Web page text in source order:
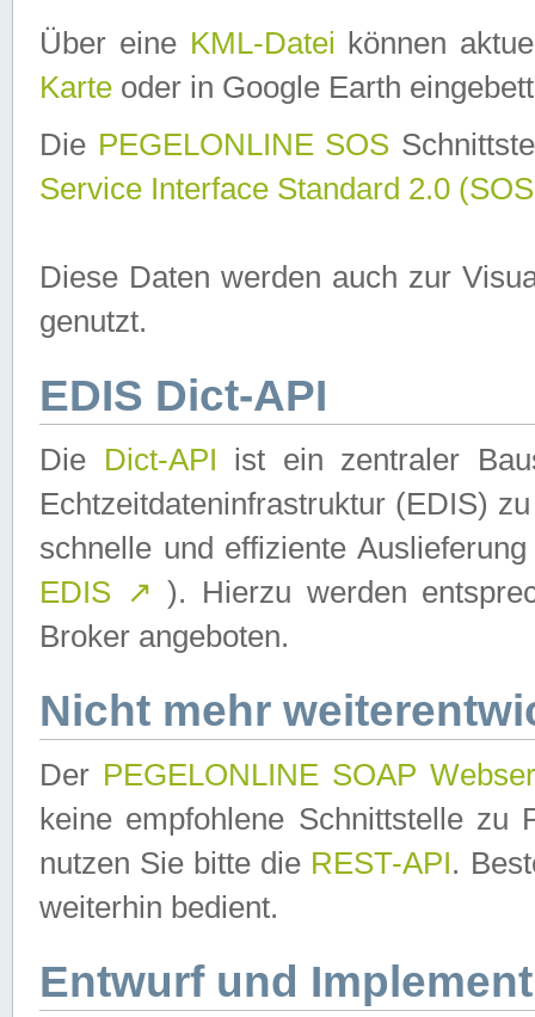
Über eine KML-Datei können
Karte oder in Google Earth
Die PEGELONLINE SOS
Service Interface Standard 2.0
Diese Daten werden auch zur
genutzt.
EDIS Dict-API
Die Dict-API ist ein zentraler
Echtzeitdateninfrastruktur (EDIS)
schnelle und effiziente
EDIS ↗ ). Hierzu werden
Broker angeboten.
Nicht mehr
Der PEGELONLINE SOAP
keine empfohlene Schnittstelle zu
nutzen Sie bitte die REST-API.
weiterhin bedient.
Entwurf und